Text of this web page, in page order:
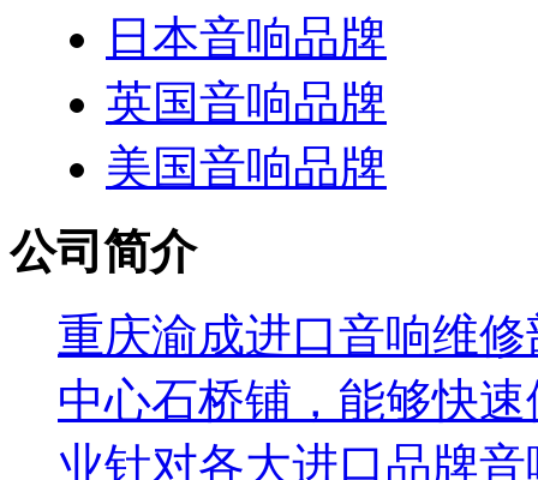
日本音响品牌
英国音响品牌
美国音响品牌
公司简介
重庆渝成进口音响维
中心石桥铺，能够快
业针对各大进口品牌